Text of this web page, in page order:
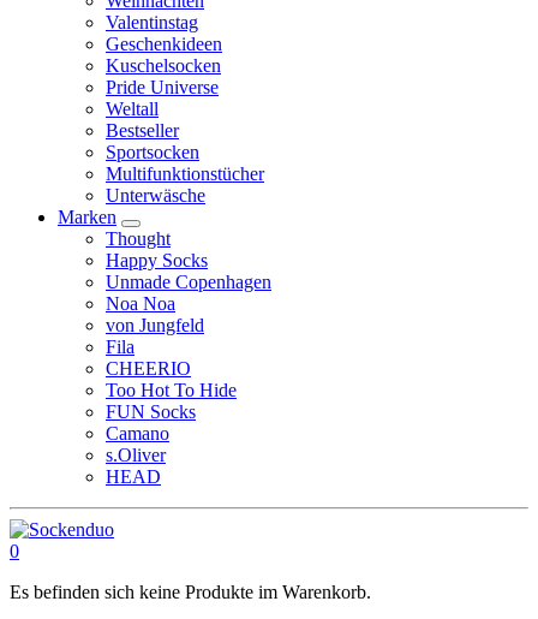
Valentinstag
Geschenkideen
Kuschelsocken
Pride Universe
Weltall
Bestseller
Sportsocken
Multifunktionstücher
Unterwäsche
Marken
Thought
Happy Socks
Unmade Copenhagen
Noa Noa
von Jungfeld
Fila
CHEERIO
Too Hot To Hide
FUN Socks
Camano
s.Oliver
HEAD
0
Es befinden sich keine Produkte im Warenkorb.